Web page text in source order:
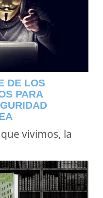
DE LOS
PARA
vivimos, la